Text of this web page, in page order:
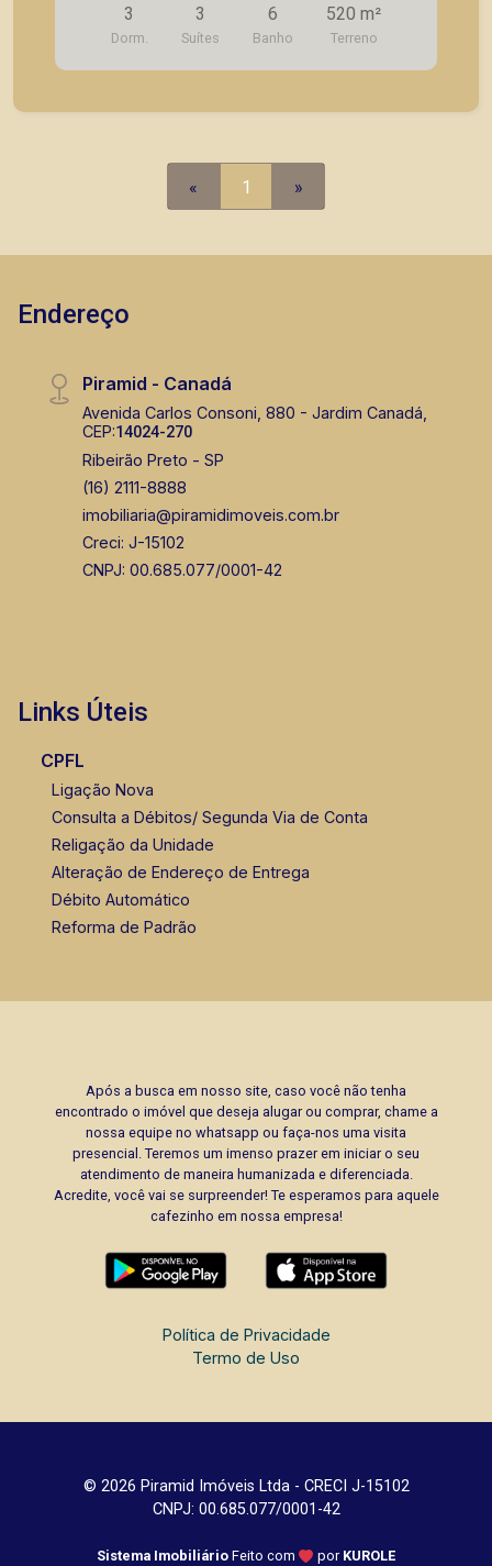
Edícula com suíte; - Quintal; - Piscina; - 6 vagas
de garagem. A Piramid tem como objetivo
atender seus clientes com agilidade e segurança,
3
Dorm.
3
Suítes
6
Banho
520 m²
Terreno
« 1 »
Endereço
Piramid - Canadá
Avenida Carlos Consoni, 880 - Jardim Canadá,
CEP:14024-270
Ribeirão Preto - SP
(16) 2111-8888
imobiliaria@piramidimoveis.com.br
Creci: J-15102
CNPJ: 00.685.077/0001-42
Links Úteis
CPFL
Ligação Nova
Consulta a Débitos/ Segunda Via de Conta
Religação da Unidade
Alteração de Endereço de Entrega
Débito Automático
Reforma de Padrão
Após a busca em nosso site, caso você não tenha
encontrado o imóvel que deseja alugar ou comprar, chame a
nossa equipe no whatsapp ou faça-nos uma visita
presencial. Teremos um imenso prazer em iniciar o seu
atendimento de maneira humanizada e diferenciada.
Acredite, você vai se surpreender! Te esperamos para aquele
cafezinho em nossa empresa!
Política de Privacidade
Termo de Uso
© 2026 Piramid Imóveis Ltda - CRECI J-15102
CNPJ: 00.685.077/0001-42
Sistema Imobiliário Feito com por KUROLE